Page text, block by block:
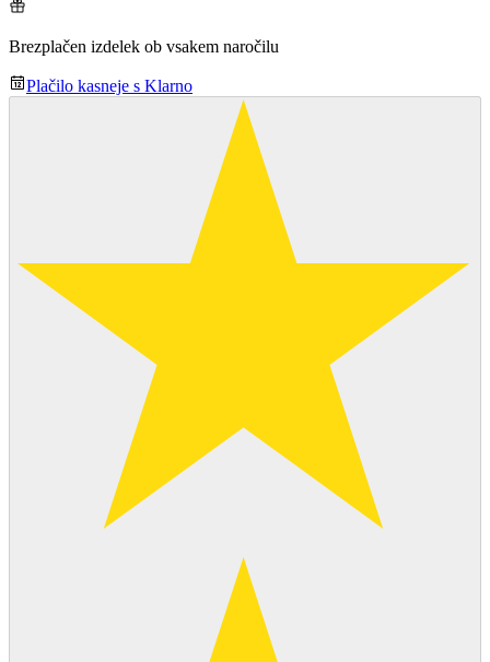
Brezplačen izdelek ob vsakem naročilu
Plačilo kasneje s Klarno